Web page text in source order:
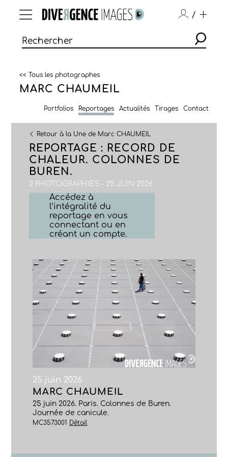
/
<< Tous les photographes
MARC CHAUMEIL
Portfolios Reportages Actualités Tirages Contact
Retour à la Une de Marc CHAUMEIL
REPORTAGE : RECORD DE
CHALEUR. COLONNES DE
BUREN.
2 PHOTOGRAPHIES - 25 JUIN 2026
Accédez à
l’intégralité du
reportage en vous
connectant ou en
créant un compte.
25 juin 2026
MARC CHAUMEIL
25 juin 2026. Paris. Colonnes de Buren.
Journée de canicule.
MC3573001 Détail